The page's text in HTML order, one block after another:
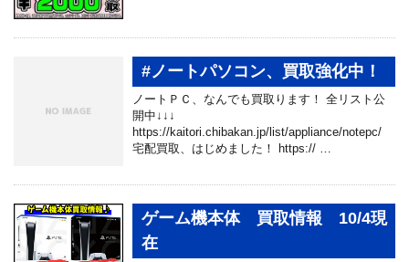
#ノートパソコン、買取強化中！
ノートＰＣ、なんでも買取ります！ 全リスト公
開中↓↓↓
https://kaitori.chibakan.jp/list/appliance/notepc/
宅配買取、はじめました！ https:// …
ゲーム機本体 買取情報 10/4現
在